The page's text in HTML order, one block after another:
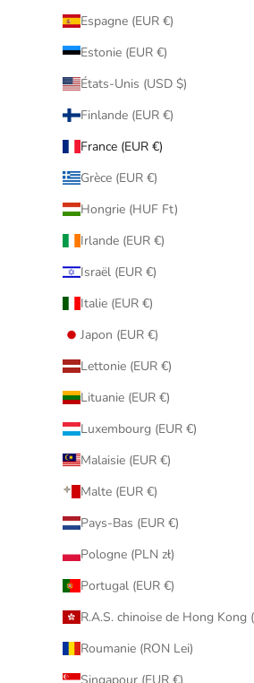
Espagne (EUR €)
Estonie (EUR €)
États-Unis (USD $)
Finlande (EUR €)
France (EUR €)
Grèce (EUR €)
Hongrie (HUF Ft)
Irlande (EUR €)
Israël (EUR €)
Italie (EUR €)
Japon (EUR €)
Lettonie (EUR €)
Lituanie (EUR €)
Luxembourg (EUR €)
Malaisie (EUR €)
Malte (EUR €)
Pays-Bas (EUR €)
Pologne (PLN zł)
Portugal (EUR €)
Roumanie (RON Lei)